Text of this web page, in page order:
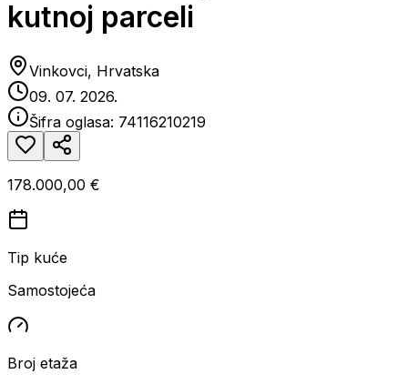
kutnoj parceli
Vinkovci, Hrvatska
09. 07. 2026.
Šifra oglasa: 74116210219
178.000,00 €
Tip kuće
Samostojeća
Broj etaža